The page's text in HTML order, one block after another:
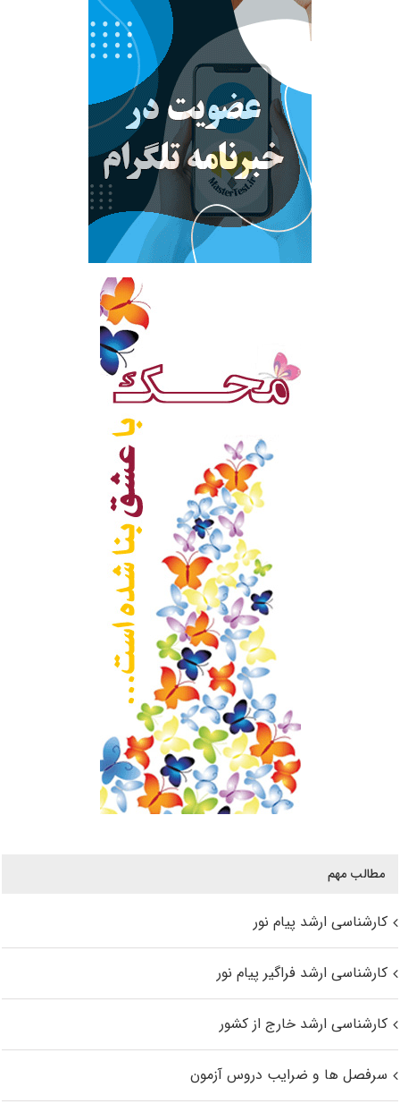
مطالب مهم
کارشناسی ارشد پیام نور
کارشناسی ارشد فراگیر پیام نور
کارشناسی ارشد خارج از کشور
سرفصل ها و ضرایب دروس آزمون